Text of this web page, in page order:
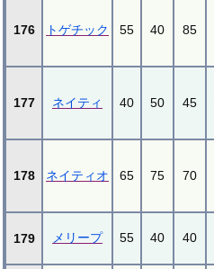
176 トゲチック 55 40 85
177 ネイティ 40 50 45
178 ネイティオ 65 75 70
179 メリープ 55 40 40